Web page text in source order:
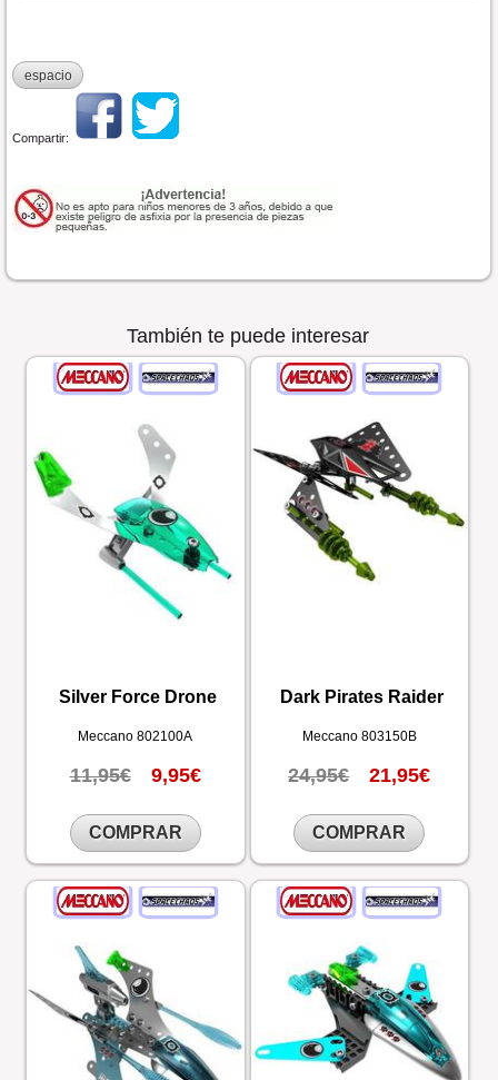
espacio
Compartir:
También te puede interesar
Silver Force Drone
Meccano 802100A
11,95€ 9,95€
COMPRAR
Dark Pirates Raider
Meccano 803150B
24,95€ 21,95€
COMPRAR